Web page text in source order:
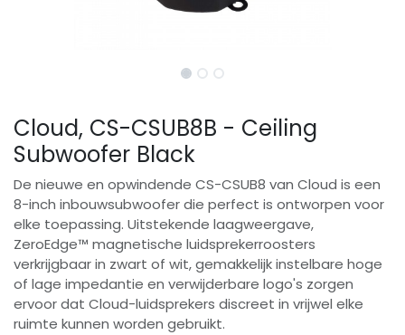
Cloud, CS-CSUB8B - Ceiling
Subwoofer Black
De nieuwe en opwindende CS-CSUB8 van Cloud is een
8-inch inbouwsubwoofer die perfect is ontworpen voor
elke toepassing. Uitstekende laagweergave,
ZeroEdge™ magnetische luidsprekerroosters
verkrijgbaar in zwart of wit, gemakkelijk instelbare hoge
of lage impedantie en verwijderbare logo's zorgen
ervoor dat Cloud-luidsprekers discreet in vrijwel elke
ruimte kunnen worden gebruikt.